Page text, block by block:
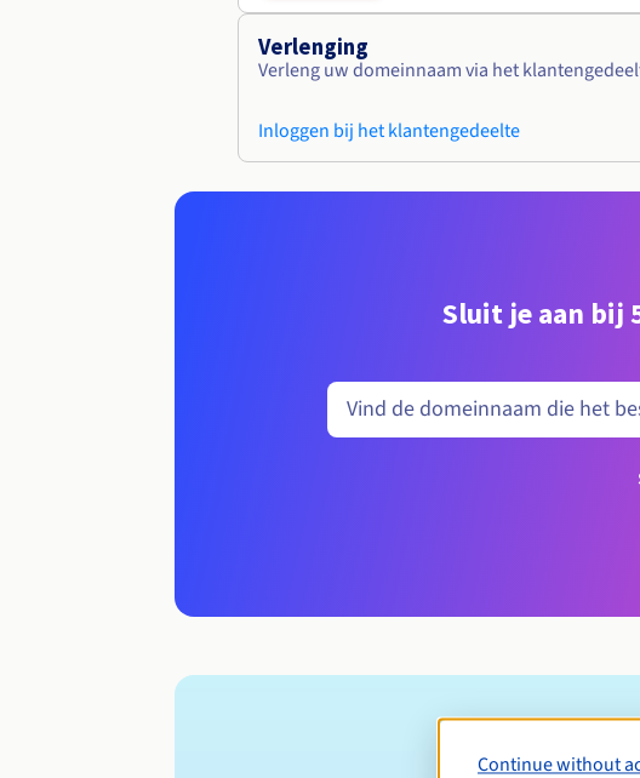
Verlenging
Verleng uw domeinnaam via het
Inloggen bij het klantengedeelte
Sluit je aan bij
Continue without